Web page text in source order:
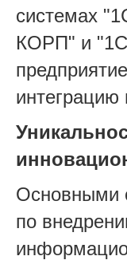
системах
КОРП" и
Основными
по